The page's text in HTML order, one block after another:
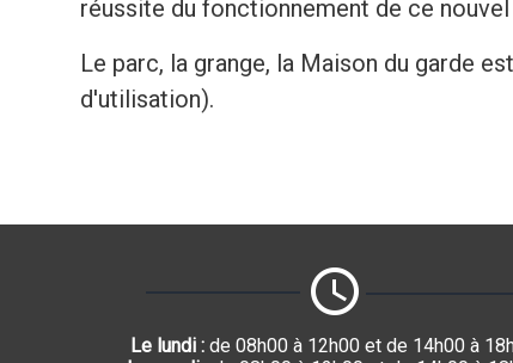
réussite du fonctionnement de ce
Le parc, la grange, la Maison du garde
d'utilisation).
Le lundi :de 08h00 à 12h00 et de 14h00 à